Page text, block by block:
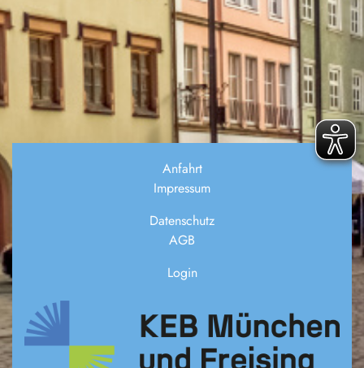
Anfahrt
Impressum
Datenschutz
AGB
Login